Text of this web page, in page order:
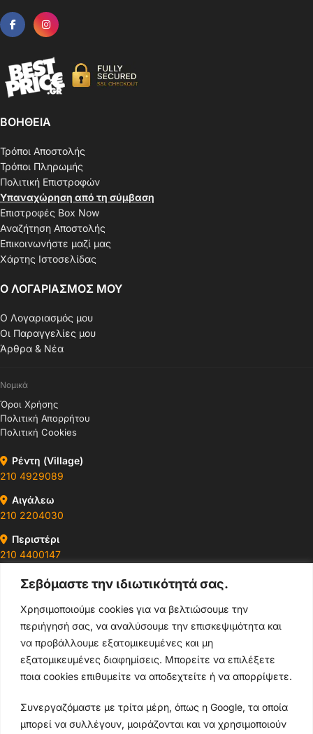
Σεβόμαστε την ιδιωτικότητά σας.
Χρησιμοποιούμε cookies για να βελτιώσουμε την
περιήγησή σας, να αναλύσουμε την επισκεψιμότητα και
να προβάλλουμε εξατομικευμένες και μη
εξατομικευμένες διαφημίσεις. Μπορείτε να επιλέξετε
ποια cookies επιθυμείτε να αποδεχτείτε ή να απορρίψετε.
Συνεργαζόμαστε με τρίτα μέρη, όπως η Google, τα οποία
μπορεί να συλλέγουν, μοιράζονται και να χρησιμοποιούν
ΒΟΗΘΕΙΑ
Τρόποι Αποστολής
Τρόποι Πληρωμής
Πολιτική Επιστροφών
Υπαναχώρηση από τη σύμβαση
Επιστροφές Box Now
Αναζήτηση Αποστολής
Επικοινωνήστε μαζί μας
Χάρτης Ιστοσελίδας
Ο ΛΟΓΑΡΙΑΣΜΟΣ ΜΟΥ
Ο Λογαριασμός μου
Οι Παραγγελίες μου
Άρθρα & Νέα
Νομικά
Όροι Χρήσης
Πολιτική Απορρήτου
Πολιτική Cookies
Ρέντη (Village)
210 4929089
Αιγάλεω
210 2204030
Περιστέρι
210 4400147
Ωράρια & Διευθύνσεις →
210 4929089
Κεντρικό τηλέφωνο
info@thikishop.gr
Δευ - Σάβ: 10:00 - 21:00